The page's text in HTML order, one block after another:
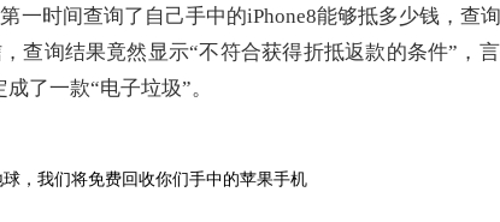
一时间查询了自己手中的iPhone8能够抵多少钱，查
查询结果竟然显示“不符合获得折抵返款的条件”，
了一款“电子垃圾”。